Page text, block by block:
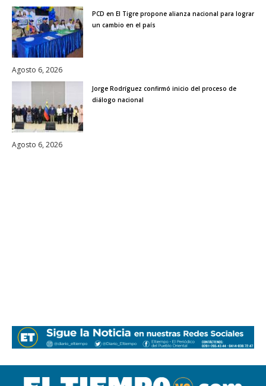
PCD en El Tigre propone alianza nacional para lograr
un cambio en el país
Agosto 6, 2026
Jorge Rodríguez confirmó inicio del proceso de
diálogo nacional
Agosto 6, 2026